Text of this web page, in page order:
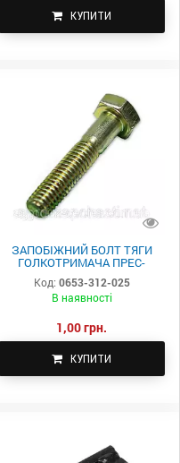
КУПИТИ
ЗАПОБІЖНИЙ БОЛТ ТЯГИ
ГОЛКОТРИМАЧА ПРЕС-
ПІДБИРАЧІ-М6Х30ММ 0653-
312-025
Код: 0653-312-025
В наявності
1,00 грн.
КУПИТИ